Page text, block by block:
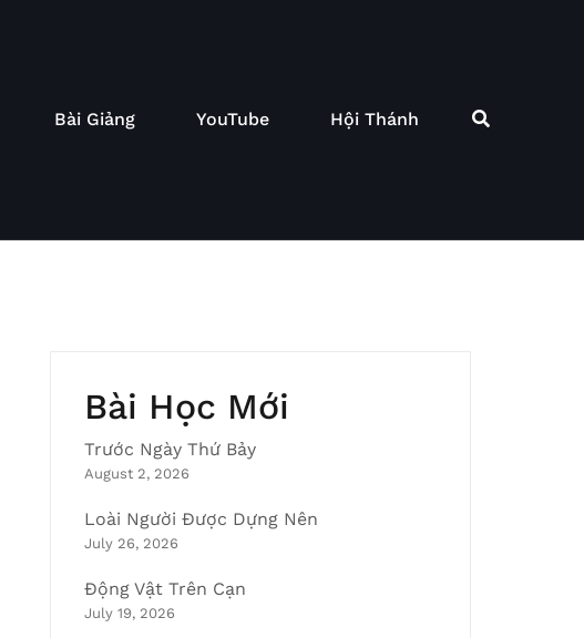
Bài Giảng YouTube Hội Thánh
Bài Học Mới
Trước Ngày Thứ Bảy
August 2, 2026
Loài Người Được Dựng Nên
July 26, 2026
Động Vật Trên Cạn
July 19, 2026